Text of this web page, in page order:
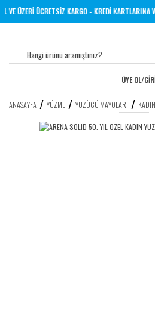
1000 TL VE ÜZERİ ÜCRETSİZ KARGO - KREDİ
ÜYE OL/
ANASAYFA YÜZME YÜZÜCÜ MAYOLARI KADIN